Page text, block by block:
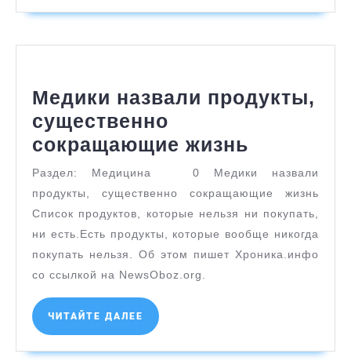
Медики назвали продукты,
существенно
сокращающие жизнь
назвали
жизнь
Раздел: Медицина 0 Медики назвали
продукты, существенно сокращающие жизнь
Список продуктов, которые нельзя ни покупать,
ни есть.Есть продукты, которые вообще никогда
покупать нельзя. Об этом пишет Хроника.инфо
со ссылкой на NewsOboz.org.
ЧИТАЙТЕ ДАЛЕЕ ЧИТАЙТЕ
ДАЛЕЕ